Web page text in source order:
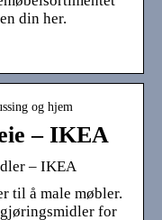
din her.
og hjem
– IKEA
– IKEA
til å male møbler.
for